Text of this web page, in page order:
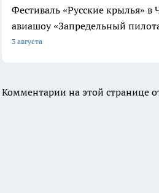
Фестиваль «Русские крылья» в
авиашоу «Запредельный
3 августа
Комментарии на этой странице